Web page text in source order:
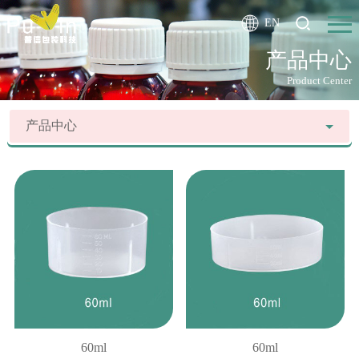
EN
产品中心
Product Center
产品中心
60ml 60ml